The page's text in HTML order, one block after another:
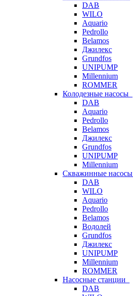
DAB
WILO
Aquario
Pedrollo
Belamos
Джилекс
Grundfos
UNIPUMP
Millennium
ROMMER
Колодезные насосы
DAB
Aquario
Pedrollo
Belamos
Джилекс
Grundfos
UNIPUMP
Millennium
Скважинные насосы
DAB
WILO
Aquario
Pedrollo
Belamos
Водолей
Grundfos
Джилекс
UNIPUMP
Millennium
ROMMER
Насосные станции
DAB